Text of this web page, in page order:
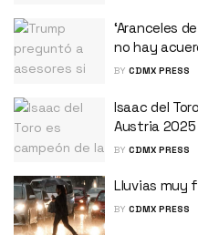
‘Aranceles
no hay
BY CDMX PRESS
Isaac del
Austria 2025
BY CDMX PRESS
Lluvias muy
BY CDMX PRESS